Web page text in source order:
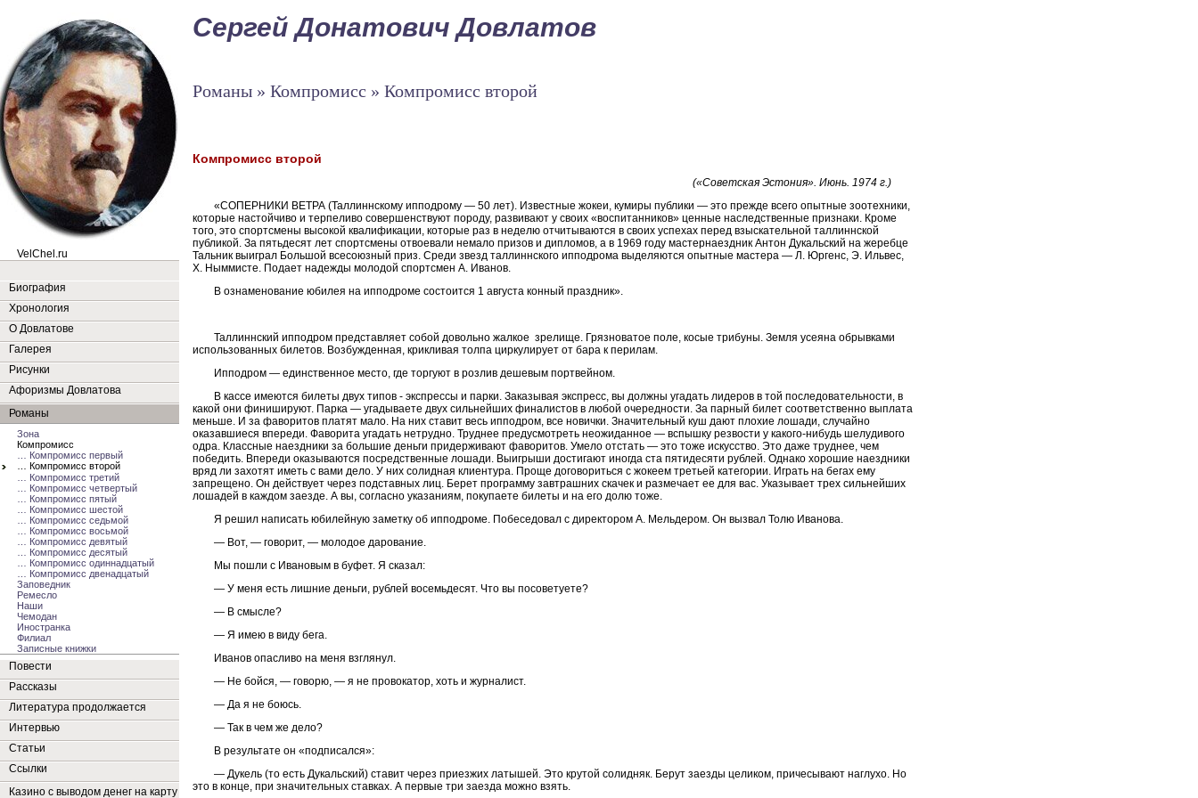
VelChel.ru
Биография
Хронология
О Довлатове
Галерея
Рисунки
Афоризмы Довлатова
Романы
Зона
Компромисс
… Компромисс первый
… Компромисс второй
… Компромисс третий
… Компромисс четвертый
… Компромисс пятый
… Компромисс шестой
… Компромисс седьмой
… Компромисс восьмой
… Компромисс девятый
… Компромисс десятый
… Компромисс одиннадцатый
… Компромисс двенадцатый
Заповедник
Ремесло
Наши
Чемодан
Иностранка
Филиал
Записные книжки
Повести
Рассказы
Литература продолжается
Интервью
Статьи
Ссылки
Казино с выводом денег на карту
Сергей Донатович Довлатов
Романы » Компромисс » Компромисс второй
Компромисс второй
(«Советская Эстония». Июнь. 1974 г.)
«СОПЕРНИКИ ВЕТРА (Таллиннскому ипподрому — 50 лет). Известные жокеи, кумиры публики — это прежде всего опытные зоотехники,
которые настойчиво и терпеливо совершенствуют породу, развивают у своих «воспитанников» ценные наследственные признаки. Кроме
того, это спортсмены высокой квалификации, которые раз в неделю отчитываются в своих успехах перед взыскательной таллиннской
публикой. За пятьдесят лет спортсмены отвоевали немало призов и дипломов, а в 1969 году мастернаездник Антон Дукальский на жеребце
Тальник выиграл Большой всесоюзный приз. Среди звезд таллиннского ипподрома выделяются опытные мастера — Л. Юргенс, Э. Ильвес,
X. Ныммисте. Подает надежды молодой спортсмен А. Иванов.
В ознаменование юбилея на ипподроме состоится 1 августа конный праздник».
Таллиннский ипподром представляет собой довольно жалкое зрелище. Грязноватое поле, косые трибуны. Земля усеяна обрывками
использованных билетов. Возбужденная, крикливая толпа циркулирует от бара к перилам.
Ипподром — единственное место, где торгуют в розлив дешевым портвейном.
В кассе имеются билеты двух типов - экспрессы и парки. Заказывая экспресс, вы должны угадать лидеров в той последовательности, в
какой они финишируют. Парка — угадываете двух сильнейших финалистов в любой очередности. За парный билет соответственно выплата
меньше. И за фаворитов платят мало. На них ставит весь ипподром, все новички. Значительный куш дают плохие лошади, случайно
оказавшиеся впереди. Фаворита угадать нетрудно. Труднее предусмотреть неожиданное — вспышку резвости у какого-нибудь шелудивого
одра. Классные наездники за большие деньги придерживают фаворитов. Умело отстать — это тоже искусство. Это даже труднее, чем
победить. Впереди оказываются посредственные лошади. Выигрыши достигают иногда ста пятидесяти рублей. Однако хорошие наездники
вряд ли захотят иметь с вами дело. У них солидная клиентура. Проще договориться с жокеем третьей категории. Играть на бегах ему
запрещено. Он действует через подставных лиц. Берет программу завтрашних скачек и размечает ее для вас. Указывает трех сильнейших
лошадей в каждом заезде. А вы, согласно указаниям, покупаете билеты и на его долю тоже.
Я решил написать юбилейную заметку об ипподроме. Побеседовал с директором А. Мельдером. Он вызвал Толю Иванова.
— Вот, — говорит, — молодое дарование.
Мы пошли с Ивановым в буфет. Я сказал:
— У меня есть лишние деньги, рублей восемьдесят. Что вы посоветуете?
— В смысле?
— Я имею в виду бега.
Иванов опасливо на меня взглянул.
— Не бойся, — говорю, — я не провокатор, хоть и журналист.
— Да я не боюсь.
— Так в чем же дело?
В результате он «подписался»:
— Дукель (то есть Дукальский) ставит через приезжих латышей. Это крутой солидняк. Берут заезды целиком, причесывают наглухо. Но
это в конце, при значительных ставках. А первые три заезда можно взять.